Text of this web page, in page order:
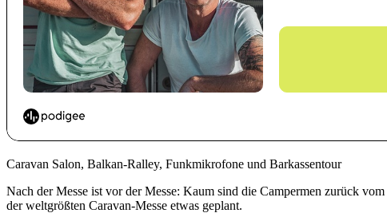
Caravan Salon, Balkan-Ralley, Funkmikrofone und Barkassentour
Nach der Messe ist vor der Messe: Kaum sind die Campermen zurück vom
der weltgrößten Caravan-Messe etwas geplant.